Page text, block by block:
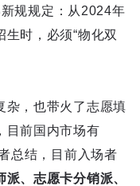
规规定：从2024年
时，必须“物化双
杂，也带火了志愿填
目前国内市场有
总结，目前入场者
派、志愿卡分销派、